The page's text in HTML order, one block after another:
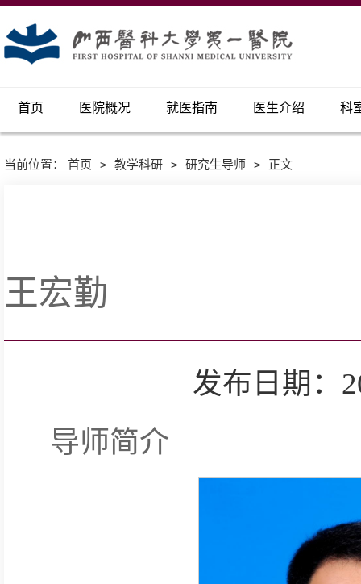
首页 医院概况 就医指南 医生介绍 科
当前位置： 首页 > 教学科研 > 研究生导师 > 正文
王宏勤
发布日期：
导师简介